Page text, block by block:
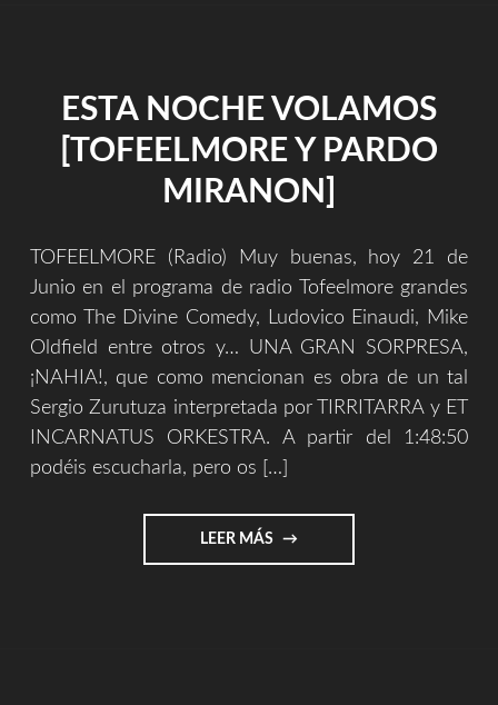
ESTA NOCHE VOLAMOS
[TOFEELMORE Y PARDO
MIRANON]
TOFEELMORE (Radio) Muy buenas, hoy 21 de
Junio en el programa de radio Tofeelmore grandes
como The Divine Comedy, Ludovico Einaudi, Mike
Oldfield entre otros y… UNA GRAN SORPRESA,
¡NAHIA!, que como mencionan es obra de un tal
Sergio Zurutuza interpretada por TIRRITARRA y ET
INCARNATUS ORKESTRA. A partir del 1:48:50
podéis escucharla, pero os […]
LEER MÁS "ESTA
NOCHE